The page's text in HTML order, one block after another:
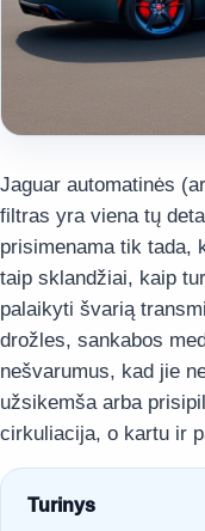
Jaguar automatinės
filtras yra viena tų
prisimenama tik tada,
taip sklandžiai, kaip
palaikyti švarią
drožles, sankabos
nešvarumus, kad jie
užsikemša arba
cirkuliacija, o kartu ir
Turinys